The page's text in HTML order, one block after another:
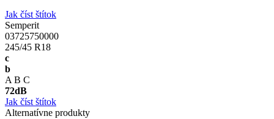
Jak číst štítok
Semperit
03725750000
245/45 R18
c
b
A B C
72dB
Jak číst štítok
Alternatívne produkty